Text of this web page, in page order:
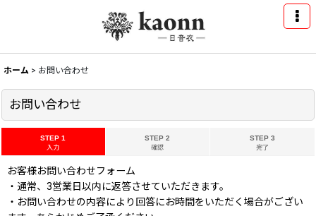
ホーム > お問い合わせ
お問い合わせ
STEP 1
入力
STEP 2
確認
STEP 3
完了
お客様お問い合わせフォーム
・通常、3営業日以内に返答させていただきます。
・お問い合わせの内容により回答にお時間をいただく場合がござい